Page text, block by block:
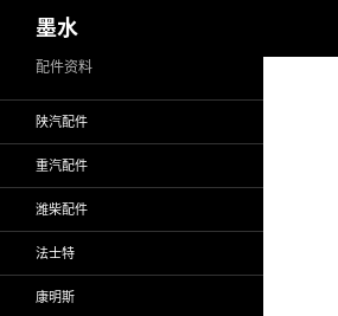
至
墨水
配件资料
陕汽配件
重汽配件
潍柴配件
法士特
康明斯